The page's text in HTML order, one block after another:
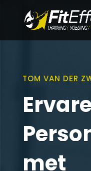
TOM VAN DER
met